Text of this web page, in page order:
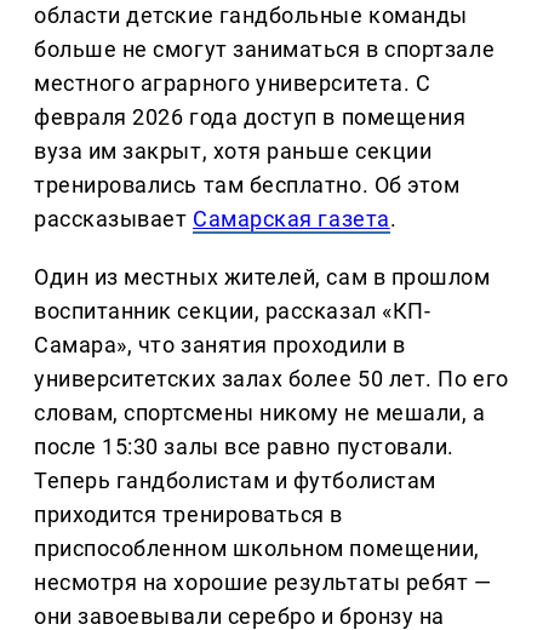
области детские гандбольные команды
больше не смогут заниматься в спортзале
местного аграрного университета. С
февраля 2026 года доступ в помещения
вуза им закрыт, хотя раньше секции
тренировались там бесплатно. Об этом
рассказывает Самарская газета.
Один из местных жителей, сам в прошлом
воспитанник секции, рассказал «КП-
Самара», что занятия проходили в
университетских залах более 50 лет. По его
словам, спортсмены никому не мешали, а
после 15:30 залы все равно пустовали.
Теперь гандболистам и футболистам
приходится тренироваться в
приспособленном школьном помещении,
несмотря на хорошие результаты ребят —
они завоевывали серебро и бронзу на